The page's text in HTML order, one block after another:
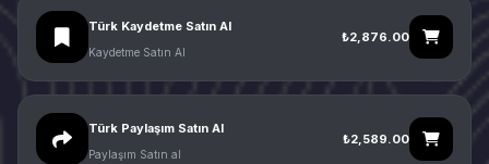
Türk Kaydetme Satın Al
Kaydetme Satın Al
₺2,876.00
Türk Paylaşım Satın Al
Paylaşım Satın al
₺2,589.00